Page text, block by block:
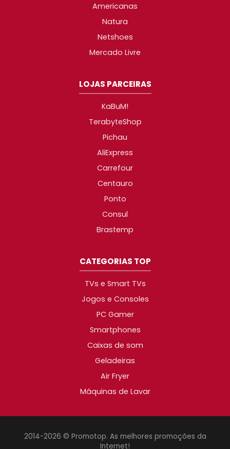
Americanas
Natura
Netshoes
Mercado Livre
LOJAS PARCEIRAS
KaBuM!
TerabyteShop
Pichau
AliExpress
Carrefour
Centauro
Ponto
Consul
Brastemp
CATEGORIAS TOP
TVs e Smart TVs
Jogos e Consoles
PC Gamer
Smartphones
Caixas de som
Geladeiras
Air Fryer
Máquinas de Lavar
2014-2026 © Promotop. As melhores promoções da
Internet!